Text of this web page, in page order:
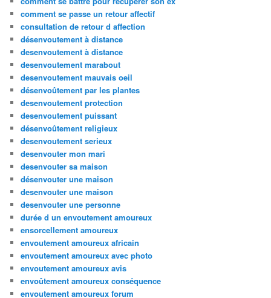
comment se passe un retour affectif
consultation de retour d affection
désenvoutement à distance
desenvoutement à distance
desenvoutement marabout
desenvoutement mauvais oeil
désenvoûtement par les plantes
desenvoutement protection
desenvoutement puissant
désenvoûtement religieux
desenvoutement serieux
desenvouter mon mari
desenvouter sa maison
désenvouter une maison
desenvouter une maison
desenvouter une personne
durée d un envoutement amoureux
ensorcellement amoureux
envoutement amoureux africain
envoutement amoureux avec photo
envoutement amoureux avis
envoûtement amoureux conséquence
envoutement amoureux forum